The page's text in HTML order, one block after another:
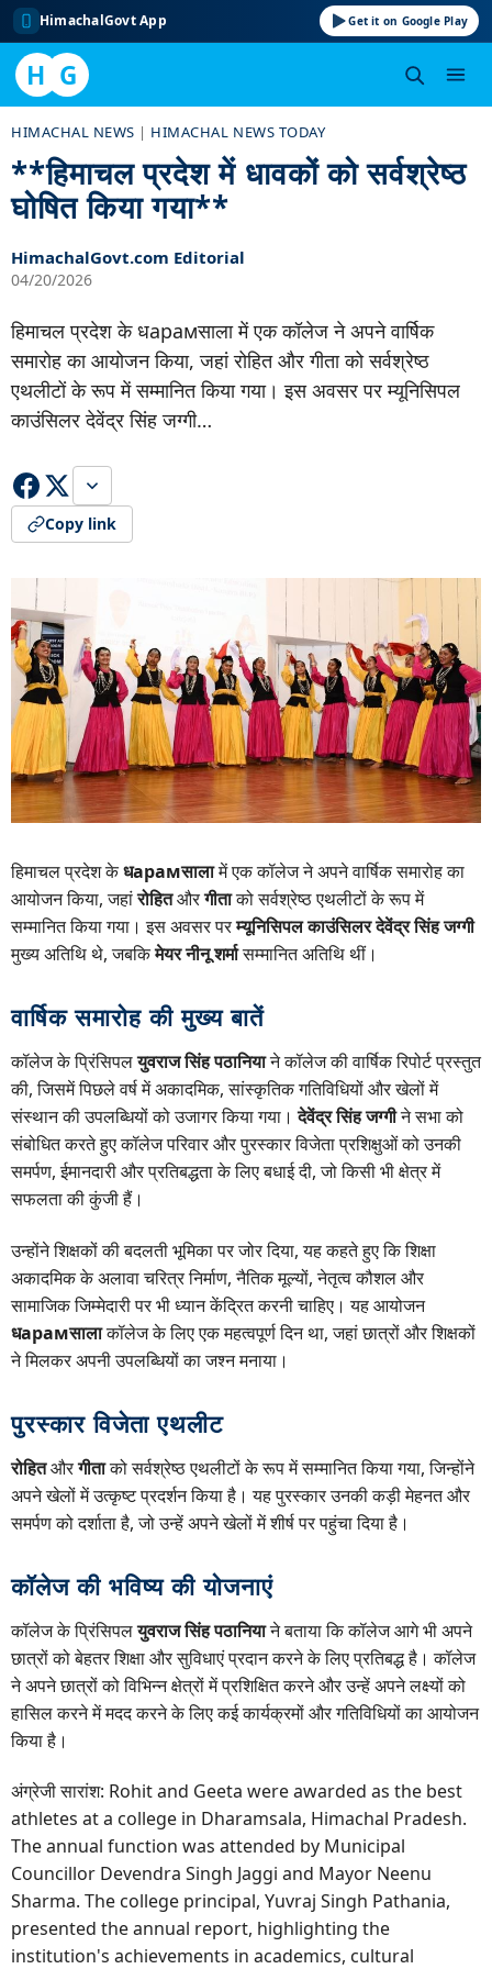
HimachalGovt App Get it on Google Play
H G
content
HIMACHAL NEWS | HIMACHAL NEWS TODAY
**हिमाचल प्रदेश में धावकों को सर्वश्रेष्ठ
घोषित किया गया**
HimachalGovt.com Editorial
04/20/2026
हिमाचल प्रदेश के धарамसाला में एक कॉलेज ने अपने वार्षिक
समारोह का आयोजन किया, जहां रोहित और गीता को सर्वश्रेष्ठ
एथलीटों के रूप में सम्मानित किया गया। इस अवसर पर म्यूनिसिपल
काउंसिलर देवेंद्र सिंह जग्गी…
Copy link
हिमाचल प्रदेश केधарамसालामें एक कॉलेज ने अपने वार्षिक समारोह का
आयोजन किया, जहांरोहितऔरगीताको सर्वश्रेष्ठ एथलीटों के रूप में
सम्मानित किया गया। इस अवसर परम्यूनिसिपल काउंसिलर देवेंद्र सिंह जग्गी
मुख्य अतिथि थे, जबकिमेयर नीनू शर्मासम्मानित अतिथि थीं।
वार्षिक समारोह की मुख्य बातें
कॉलेज के प्रिंसिपलयुवराज सिंह पठानियाने कॉलेज की वार्षिक रिपोर्ट प्रस्तुत
की, जिसमें पिछले वर्ष में अकादमिक, सांस्कृतिक गतिविधियों और खेलों में
संस्थान की उपलब्धियों को उजागर किया गया।देवेंद्र सिंह जग्गीने सभा को
संबोधित करते हुए कॉलेज परिवार और पुरस्कार विजेता प्रशिक्षुओं को उनकी
समर्पण, ईमानदारी और प्रतिबद्धता के लिए बधाई दी, जो किसी भी क्षेत्र में
सफलता की कुंजी हैं।
उन्होंने शिक्षकों की बदलती भूमिका पर जोर दिया, यह कहते हुए कि शिक्षा
अकादमिक के अलावा चरित्र निर्माण, नैतिक मूल्यों, नेतृत्व कौशल और
सामाजिक जिम्मेदारी पर भी ध्यान केंद्रित करनी चाहिए। यह आयोजन
धарамसालाकॉलेज के लिए एक महत्वपूर्ण दिन था, जहां छात्रों और शिक्षकों
ने मिलकर अपनी उपलब्धियों का जश्न मनाया।
पुरस्कार विजेता एथलीट
रोहितऔरगीताको सर्वश्रेष्ठ एथलीटों के रूप में सम्मानित किया गया, जिन्होंने
अपने खेलों में उत्कृष्ट प्रदर्शन किया है। यह पुरस्कार उनकी कड़ी मेहनत और
समर्पण को दर्शाता है, जो उन्हें अपने खेलों में शीर्ष पर पहुंचा दिया है।
कॉलेज की भविष्य की योजनाएं
कॉलेज के प्रिंसिपलयुवराज सिंह पठानियाने बताया कि कॉलेज आगे भी अपने
छात्रों को बेहतर शिक्षा और सुविधाएं प्रदान करने के लिए प्रतिबद्ध है। कॉलेज
ने अपने छात्रों को विभिन्न क्षेत्रों में प्रशिक्षित करने और उन्हें अपने लक्ष्यों को
हासिल करने में मदद करने के लिए कई कार्यक्रमों और गतिविधियों का आयोजन
किया है।
अंग्रेजी सारांश: Rohit and Geeta were awarded as the best
athletes at a college in Dharamsala, Himachal Pradesh.
The annual function was attended by Municipal
Councillor Devendra Singh Jaggi and Mayor Neenu
Sharma. The college principal, Yuvraj Singh Pathania,
presented the annual report, highlighting the
institution's achievements in academics, cultural